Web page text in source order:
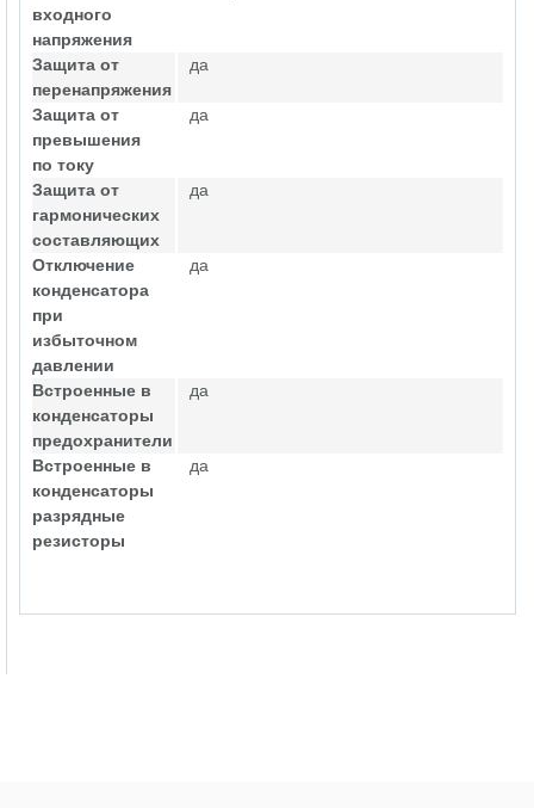
входного
напряжения
Защита от
перенапряжения
да
Защита от
превышения
по току
да
Защита от
гармонических
составляющих
да
Отключение
конденсатора
при
избыточном
давлении
да
Встроенные в
конденсаторы
предохранители
да
Встроенные в
конденсаторы
разрядные
резисторы
да